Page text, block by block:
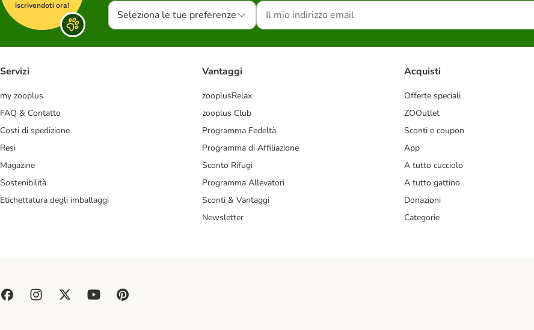
iscrivendoti ora!
Seleziona le tue preferenze
Servizi
my zooplus
FAQ & Contatto
Costi di spedizione
Resi
Magazine
Sostenibilità
Etichettatura degli imballaggi
Vantaggi
zooplusRelax
zooplus Club
Programma Fedeltà
Programma di Affiliazione
Sconto Rifugi
Programma Allevatori
Sconti & Vantaggi
Newsletter
Acquisti
Offerte speciali
ZOOutlet
Sconti e coupon
App
A tutto cucciolo
A tutto gattino
Donazioni
Categorie